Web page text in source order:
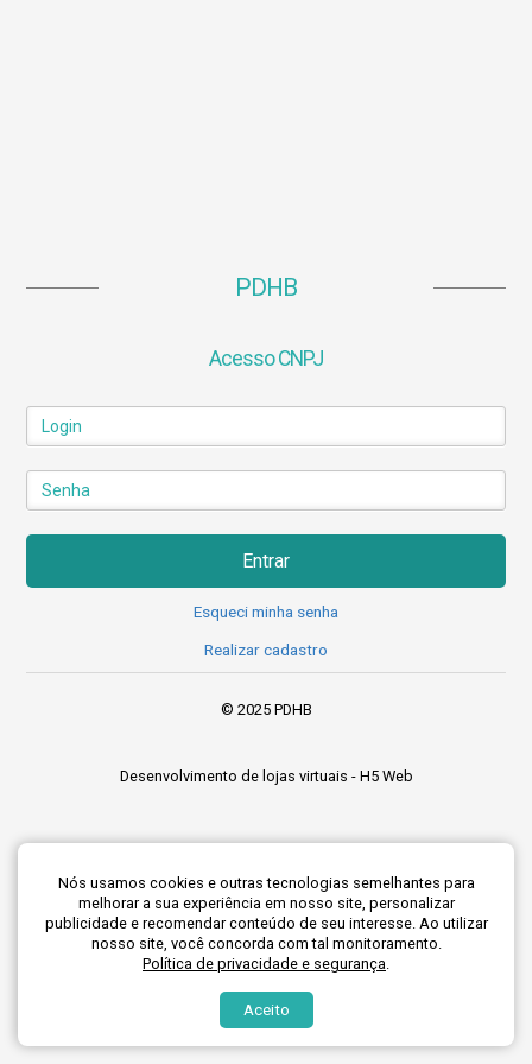
PDHB
Acesso CNPJ
Entrar
Esqueci minha senha
Realizar cadastro
© 2025 PDHB
Desenvolvimento de lojas virtuais - H5 Web
Nós usamos cookies e outras tecnologias semelhantes para
melhorar a sua experiência em nosso site, personalizar
publicidade e recomendar conteúdo de seu interesse. Ao utilizar
nosso site, você concorda com tal monitoramento.
Política de privacidade e segurança.
Aceito